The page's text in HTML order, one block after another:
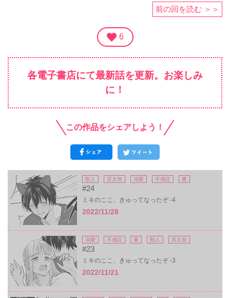
前の回を読む ＞＞
6
各電子書店にて最新話を更新。お楽しみ
に！
この作品をシェアしよう！
獣人 宮太智 溺愛 不感症 番
#24
ミキのここ、きゅってなったぞ -4
2022/11/28
溺愛 不感症 番 獣人 宮太智
#23
ミキのここ、きゅってなったぞ -3
2022/11/21